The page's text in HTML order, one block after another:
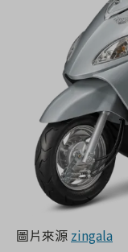
圖片來源 zingala